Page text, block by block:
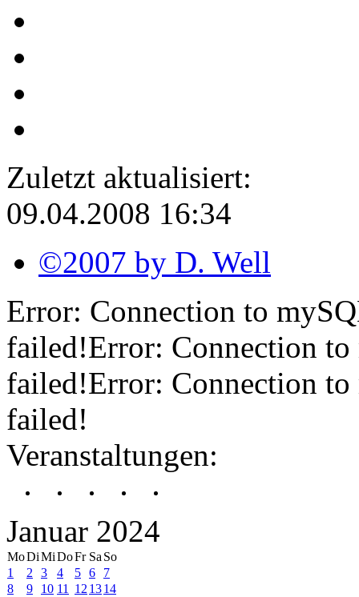
Zuletzt aktualisiert:
09.04.2008 16:34
©2007 by D. Well
Error: Connection to
failed!Error: Connection to
failed!Error: Connection to
failed!
Veranstaltungen:
Januar 2024
MoDiMiDoFr Sa So
1
2 3 4 5 6
7
8
9 10 11 12 1314